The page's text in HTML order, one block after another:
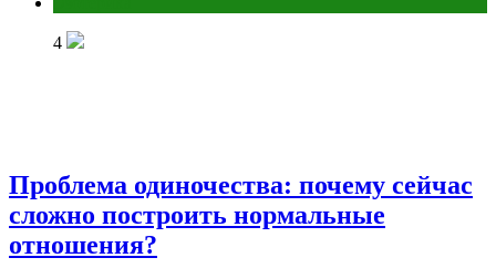
4
Проблема одиночества: почему сейчас
сложно построить нормальные
отношения?